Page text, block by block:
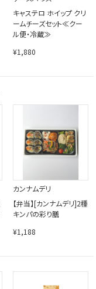
キャステロ ホイップ クリ
ームチーズセット≪クー
ル便・冷蔵≫
¥1,880
カンナムデリ
【弁当】[カンナムデリ]2種
キンパの彩り膳
¥1,188